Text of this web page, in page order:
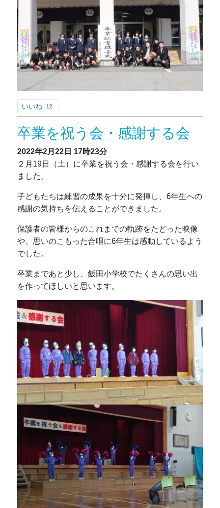
いいね 12
卒業を祝う会・感謝する会
2022年2月22日 17時23分
２月19日（土）に卒業を祝う会・感謝する会を行い
ました。
子どもたちは練習の成果を十分に発揮し、6年生への
感謝の気持ちを伝えることができました。
保護者の皆様からのこれまでの軌跡をたどった映像
や、思いのこもった合唱に6年生は感動しているよう
でした。
卒業まであと少し、飯田小学校でたくさんの思い出
を作ってほしいと思います。